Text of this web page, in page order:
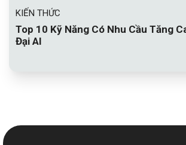
KIẾN THỨC
Top 10 Kỹ Năng Có Nhu Cầu Tăng
Đại AI